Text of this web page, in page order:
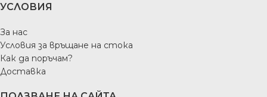
УСЛОВИЯ
За нас
Условия за връщане на стока
Как да поръчам?
Доставка